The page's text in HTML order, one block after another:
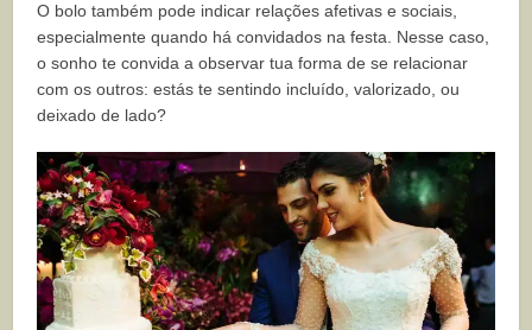
O bolo também pode indicar relações afetivas e sociais,
especialmente quando há convidados na festa. Nesse caso,
o sonho te convida a observar tua forma de se relacionar
com os outros: estás te sentindo incluído, valorizado, ou
deixado de lado?